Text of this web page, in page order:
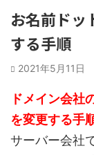
お名前ドッ
する手順
2021年5月11日
ドメイン会社
を変更する手
サーバー会社